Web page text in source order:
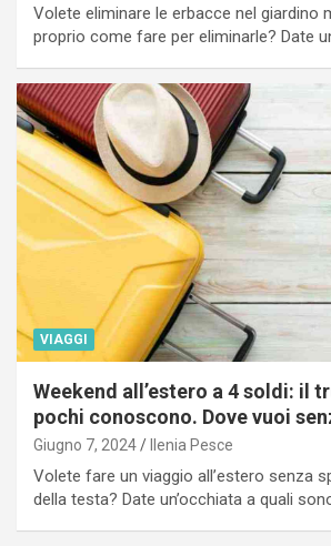
Volete eliminare le erbacce nel giardino
proprio come fare per eliminarle? Date
VIAGGI
Weekend all’estero a 4 soldi: il
pochi conoscono. Dove vuoi
Giugno 7, 2024 Ilenia Pesce
Volete fare un viaggio all’estero senza
della testa? Date un’occhiata a quali